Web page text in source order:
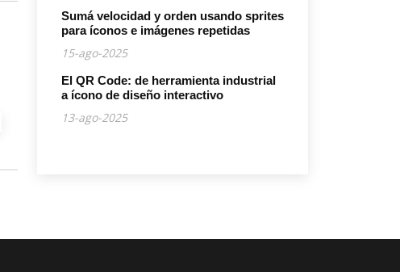
Sumá velocidad y orden usando sprites
para íconos e imágenes repetidas
15-ago-2025
El QR Code: de herramienta industrial
a ícono de diseño interactivo
13-ago-2025